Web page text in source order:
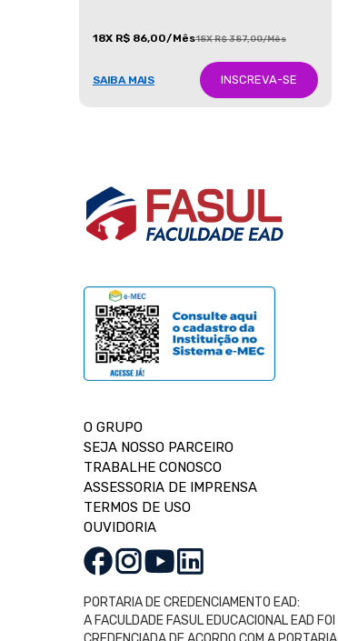
18X R$ 86,00/Mês18X R$ 387,00/Mês
SAIBA MAIS INSCREVA-SE
O GRUPO
SEJA NOSSO PARCEIRO
TRABALHE CONOSCO
ASSESSORIA DE IMPRENSA
TERMOS DE USO
OUVIDORIA
PORTARIA DE CREDENCIAMENTO EAD:
A FACULDADE FASUL EDUCACIONAL EAD FOI